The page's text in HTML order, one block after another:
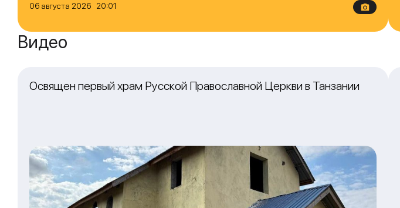
06 августа 2026 20:01
Видео
Освящен первый храм Русской Православной Церкви в Танзании